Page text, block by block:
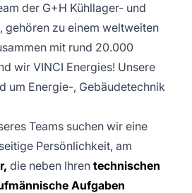
der G+H Kühllager- und
gehören zu einem weltweiten
mit rund 20.000
wir VINCI Energies! Unsere
um Energie-, Gebäudetechnik
Teams suchen wir eine
Persönlichkeit, am
die neben Ihren technischen
Aufgaben